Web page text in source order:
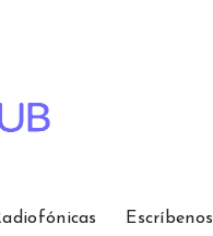
Escríbenos